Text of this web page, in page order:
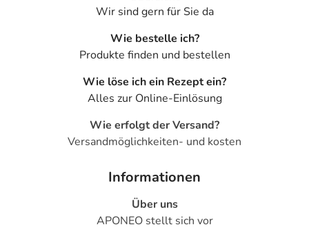
Wir sind gern für Sie da
Wie bestelle ich?
Produkte finden und bestellen
Wie löse ich ein Rezept ein?
Alles zur Online-Einlösung
Wie erfolgt der Versand?
Versandmöglichkeiten- und kosten
Informationen
Über uns
APONEO stellt sich vor